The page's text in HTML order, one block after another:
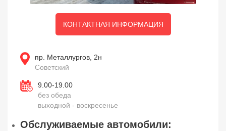
КОНТАКТНАЯ ИНФОРМАЦИЯ
пр. Металлургов, 2н
Советский
9.00-19.00
без обеда
выходной - воскресенье
Обслуживаемые автомобили: